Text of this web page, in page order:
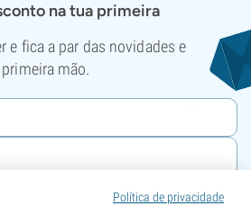
na tua primeira
e fica a par das novidades e
mão.
Política de privacidade